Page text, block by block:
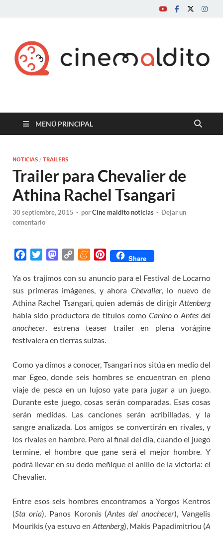
Cine maldito
MENÚ PRINCIPAL
NOTICIAS / TRAILERS
Trailer para Chevalier de
Athina Rachel Tsangari
30 septiembre, 2015 - porCine maldito noticias - Dejar un
comentario
c
e
b
o
o
k
i
t
t
e
r
M
s
o
d
o
n
p
y
L
i
n
k
M
n
e
a
m
e
P
n
t
e
r
e
Share
Ya os trajimos con su anuncio para el Festival de Locarno
sus primeras imágenes, y ahora Chevalier, lo nuevo de
Athina Rachel Tsangari, quien además de dirigir Attenberg
había sido productora de títulos como CaninooAntes del
anochecer, estrena teaser trailer en plena vorágine
festivalera en tierras suizas.
Como ya dimos a conocer, Tsangari nos sitúa en medio del
mar Egeo, donde seis hombres se encuentran en pleno
viaje de pesca en un lujoso yate para jugar a un juego.
Durante este juego, cosas serán comparadas. Esas cosas
serán medidas. Las canciones serán acribilladas, y la
sangre analizada. Los amigos se convertirán en rivales, y
los rivales en hambre. Pero al final del día, cuando el juego
termine, el hombre que gane será el mejor hombre. Y
podrá llevar en su dedo meñique el anillo de la victoria: el
Chevalier.
Entre esos seis hombres encontramos a Yorgos Kentros
(Sta oria), Panos Koronis (Antes del anochecer), Vangelis
Mourikis (ya estuvo en Attenberg), Makis Papadimitriou (A